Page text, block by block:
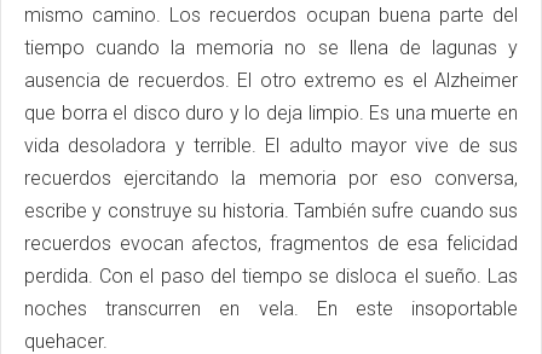
mismo camino. Los recuerdos ocupan buena parte del
tiempo cuando la memoria no se llena de lagunas y
ausencia de recuerdos. El otro extremo es el Alzheimer
que borra el disco duro y lo deja limpio. Es una muerte en
vida desoladora y terrible. El adulto mayor vive de sus
recuerdos ejercitando la memoria por eso conversa,
escribe y construye su historia. También sufre cuando sus
recuerdos evocan afectos, fragmentos de esa felicidad
perdida. Con el paso del tiempo se disloca el sueño. Las
noches transcurren en vela. En este insoportable
quehacer.